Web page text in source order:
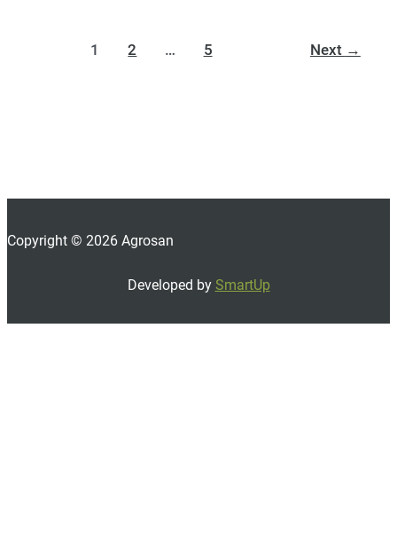
1 2 … 5 Next →
Copyright © 2026 Agrosan
Developed by SmartUp